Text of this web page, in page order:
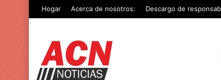
Hogar Acerca de nosotros: Descargo de